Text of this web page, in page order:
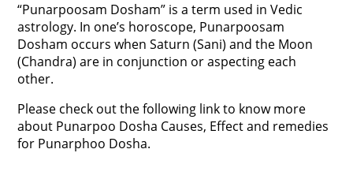
“Punarpoosam Dosham” is a term used in Vedic
astrology. In one’s horoscope, Punarpoosam
Dosham occurs when Saturn (Sani) and the Moon
(Chandra) are in conjunction or aspecting each
other.
Please check out the following link to know more
about Punarpoo Dosha Causes, Effect and remedies
for Punarphoo Dosha.